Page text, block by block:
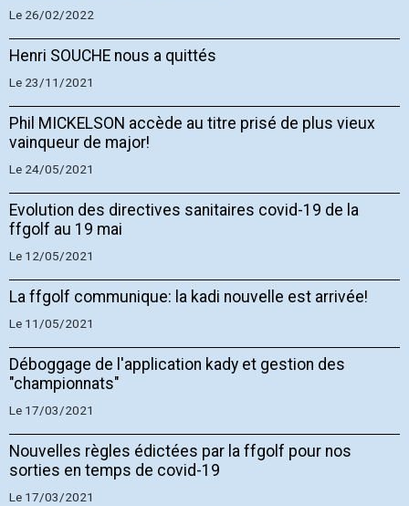
Le 26/02/2022
Henri SOUCHE nous a quittés
Le 23/11/2021
Phil MICKELSON accède au titre prisé de plus vieux
vainqueur de major!
Le 24/05/2021
Evolution des directives sanitaires covid-19 de la
ffgolf au 19 mai
Le 12/05/2021
La ffgolf communique: la kadi nouvelle est arrivée!
Le 11/05/2021
Déboggage de l'application kady et gestion des
"championnats"
Le 17/03/2021
Nouvelles règles édictées par la ffgolf pour nos
sorties en temps de covid-19
Le 17/03/2021